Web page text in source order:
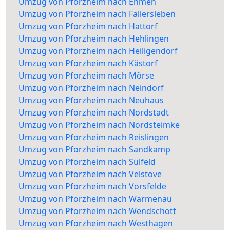
Umzug von Pforzheim nach Fallersleben
Umzug von Pforzheim nach Hattorf
Umzug von Pforzheim nach Hehlingen
Umzug von Pforzheim nach Heiligendorf
Umzug von Pforzheim nach Kästorf
Umzug von Pforzheim nach Mörse
Umzug von Pforzheim nach Neindorf
Umzug von Pforzheim nach Neuhaus
Umzug von Pforzheim nach Nordstadt
Umzug von Pforzheim nach Nordsteimke
Umzug von Pforzheim nach Reislingen
Umzug von Pforzheim nach Sandkamp
Umzug von Pforzheim nach Sülfeld
Umzug von Pforzheim nach Velstove
Umzug von Pforzheim nach Vorsfelde
Umzug von Pforzheim nach Warmenau
Umzug von Pforzheim nach Wendschott
Umzug von Pforzheim nach Westhagen